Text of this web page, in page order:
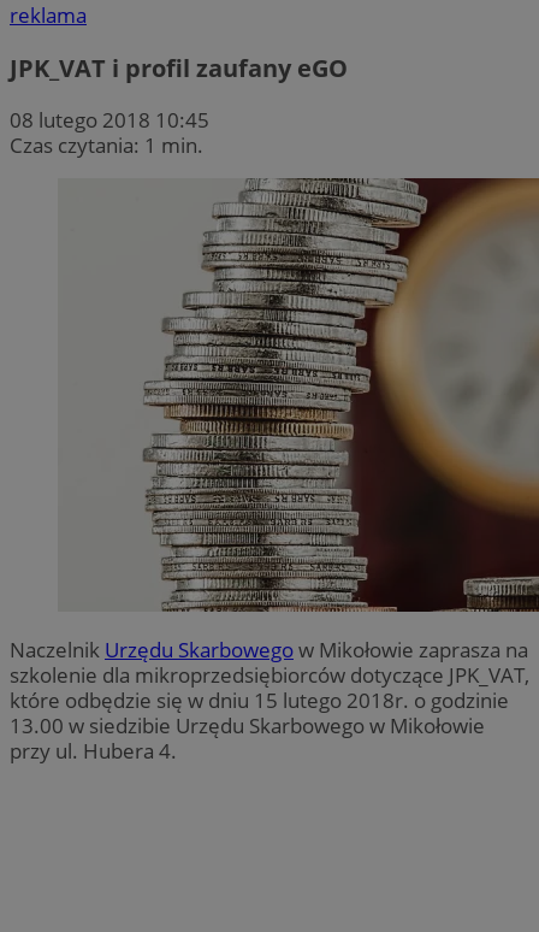
reklama
JPK_VAT i profil zaufany eGO
08 lutego 2018 10:45
Czas czytania: 1 min.
Naczelnik Urzędu Skarbowegow Mikołowie zaprasza na
szkolenie dla mikroprzedsiębiorców dotyczące JPK_VAT,
które odbędzie się w dniu 15 lutego 2018r. o godzinie
13.00 w siedzibie Urzędu Skarbowego w Mikołowie
przy ul. Hubera 4.